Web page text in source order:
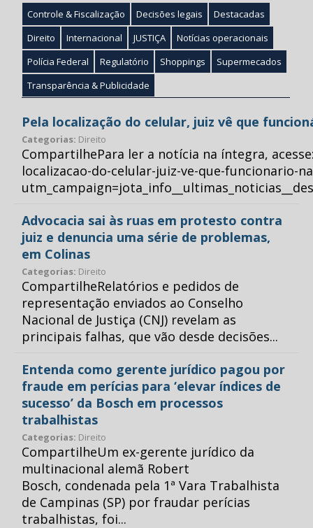
Controle & Fiscalização Decisões legais
Destacadas
Direito
Internacional JUSTIÇA
Notícias operacionais
Polícia Federal
Regulatório Shoppings
Supermecados
Transparência & Publicidade
Pela localização do celular, juiz vê que
Categorias: Direito
CompartilhePara ler a notícia na íntegra,
localizacao-do-celular-juiz-ve-que-funcionario-
Advocacia sai às ruas em protesto contra
juiz e denuncia uma série de problemas,
em Colinas
Categorias: Direito
CompartilheRelatórios e pedidos de
representação enviados ao Conselho
Nacional de Justiça (CNJ) revelam as
principais falhas, que vão desde decisões...
Entenda como gerente jurídico pagou por
fraude em perícias para ‘elevar índices de
sucesso’ da Bosch em processos
trabalhistas
Categorias: Direito
CompartilheUm ex-gerente jurídico da
multinacional alemã Robert
Bosch, condenada pela 1ª Vara Trabalhista
de Campinas (SP) por fraudar perícias
trabalhistas, foi...